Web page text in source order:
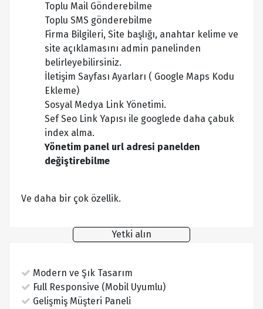
Toplu Mail Gönderebilme
Toplu SMS gönderebilme
Firma Bilgileri, Site başlığı, anahtar kelime ve
site açıklamasını admin panelinden
belirleyebilirsiniz.
İletişim Sayfası Ayarları ( Google Maps Kodu
Ekleme)
Sosyal Medya Link Yönetimi.
Sef Seo Link Yapısı ile googlede daha çabuk
index alma.
Yönetim panel url adresi panelden
değiştirebilme
Ve daha bir çok özellik.
Yetki alın
Modern ve Şık Tasarım
Full Responsive (Mobil Uyumlu)
Gelişmiş Müşteri Paneli